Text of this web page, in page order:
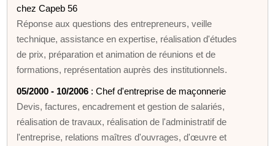
chez Capeb 56
Réponse aux questions des entrepreneurs, veille
technique, assistance en expertise, réalisation d'études
de prix, préparation et animation de réunions et de
formations, représentation auprès des institutionnels.
05/2000 - 10/2006 : Chef d'entreprise de maçonnerie
Devis, factures, encadrement et gestion de salariés,
réalisation de travaux, réalisation de l'administratif de
l'entreprise, relations maîtres d'ouvrages, d'œuvre et